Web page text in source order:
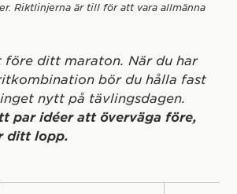
Riktlinjerna är till för att vara allmänna
före ditt maraton. När du har
bör du hålla fast
nytt på tävlingsdagen.
par idéer att överväga före,
ditt lopp.